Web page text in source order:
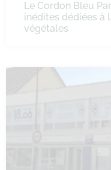
Le Cordon Bleu
inédites dédiées à
végétales